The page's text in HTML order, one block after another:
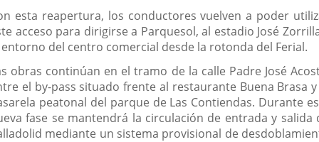
esta reapertura, los conductores vuelven a poder
acceso para dirigirse a Parquesol, al estadio José
del centro comercial desde la rotonda del Ferial.
obras continúan en el tramo de la calle Padre José
el by-pass situado frente al restaurante Buena Brasa
peatonal del parque de Las Contiendas. Durante
fase se mantendrá la circulación de entrada y salida
mediante un sistema provisional de